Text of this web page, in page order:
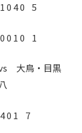
0 4 0 5
0 1 0 1
大鳥・目黒
0 1 7